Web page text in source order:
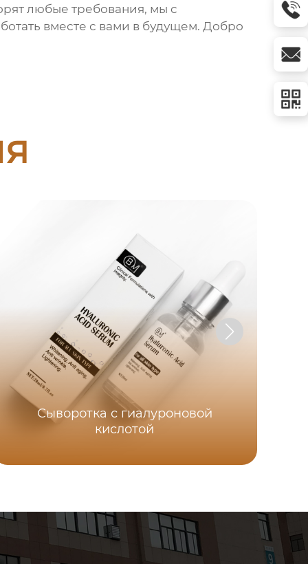
любые требования, мы с
вместе с вами в будущем. Добро
Сыворотка с гиалуроновой
кислотой